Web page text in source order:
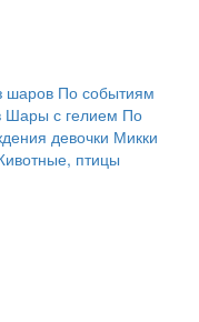
шаров По событиям
Шары с гелием По
девочки Микки
птицы